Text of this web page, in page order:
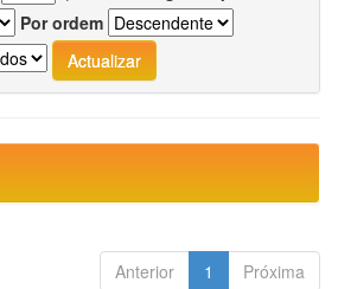
Por ordem
Anterior 1 Próxima